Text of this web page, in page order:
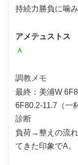
持続力勝負に噛
アメテュストス
A
調教メモ
最終：美浦W
6F80.2-11.7（一
診断
負荷→整えの流
てきた印象でA。